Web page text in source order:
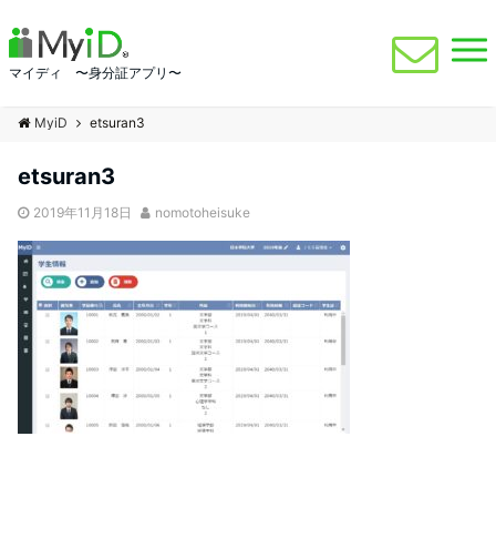
マイディ 〜身分証アプリ〜
MyiD etsuran3
etsuran3
2019年11月18日 nomotoheisuke